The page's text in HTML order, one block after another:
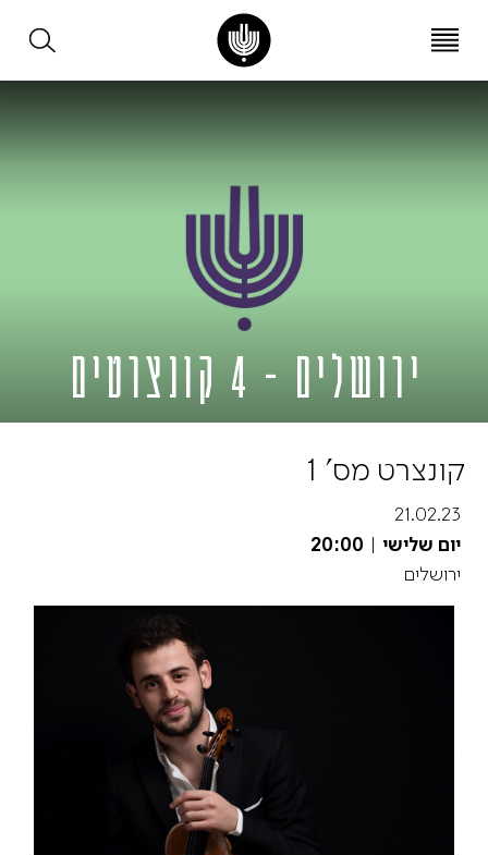
ירושלים – 4 קונצרטים
קונצרט מס' 1
21.02.23
יום שלישי |
20:00
ירושלים